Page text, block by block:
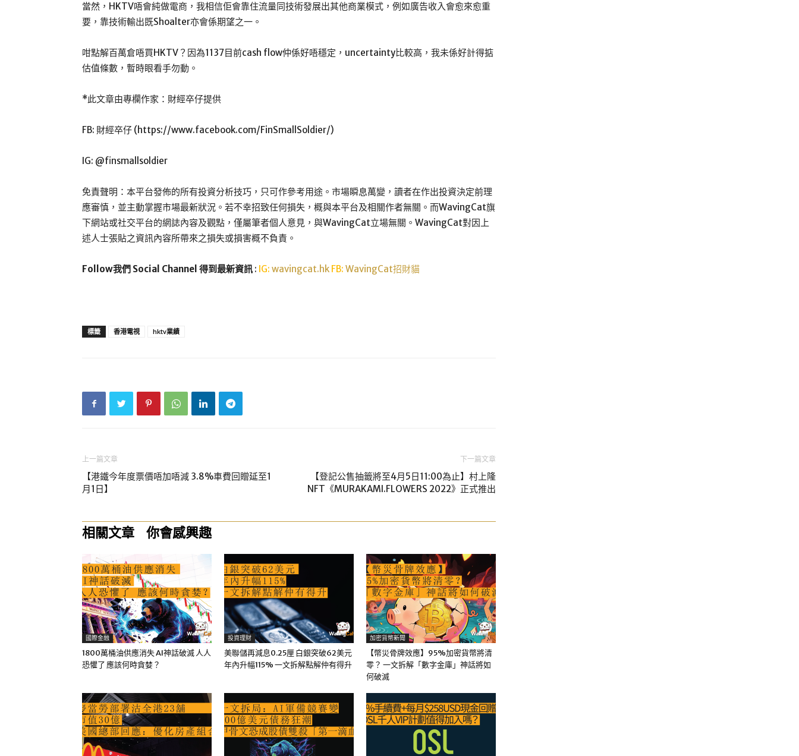
當然，HKTV唔會純做電商，我相信佢會靠住流量同技術發展出其他商業模式，例如廣告收入會愈來愈重
要，靠技術輸出既Shoalter亦會係期望之一。
咁點解百萬倉唔買HKTV？因為1137目前cash flow仲係好唔穩定，uncertainty比較高，我未係好計得掂
估值條數，暫時眼看手勿動。
*此文章由專欄作家：財經卒仔提供
FB: 財經卒仔 (https://www.facebook.com/FinSmallSoldier/)
IG: @finsmallsoldier
免責聲明：本平台發佈的所有投資分析技巧，只可作參考用途。市場瞬息萬變，讀者在作出投資決定前理
應審慎，並主動掌握市場最新狀況。若不幸招致任何損失，概與本平台及相關作者無關。而WavingCat旗
下網站或社交平台的網誌內容及觀點，僅屬筆者個人意見，與WavingCat立場無關。WavingCat對因上
述人士張貼之資訊內容所帶來之損失或損害概不負責。
Follow我們 Social Channel 得到最新資訊 : IG: wavingcat.hkFB: WavingCat招財貓
標籤 香港電視 hktv業績
上一篇文章
【港鐵今年度票價唔加唔減 3.8%車費回贈延至1
月1日】
下一篇文章
【登記公售抽籤將至4月5日11:00為止】村上隆
NFT《MURAKAMI.FLOWERS 2022》正式推出
相關文章 你會感興趣
國際金融
1800萬桶油供應消失 AI神話破滅 人人
恐懼了 應該何時貪婪？
投資理財
美聯儲再減息0.25厘 白銀突破62美元
年內升幅115% 一文拆解點解仲有得升
加密貨幣新聞
【幣災骨牌效應】95%加密貨幣將清
零？ 一文拆解「數字金庫」神話將如
何破滅